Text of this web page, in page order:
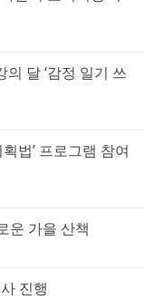
달 ‘감정 일기 쓰
법’ 프로그램 참여
운 가을 산책
진행